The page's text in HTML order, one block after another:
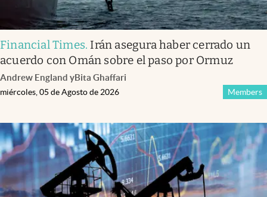
Eventos Corporativos
El Cronista Studio
Mediakit
abre en nueva pestaña
Argentina
Financial Times. Irán asegura haber cerrado un
acuerdo con Omán sobre el paso por Ormuz
Andrew England yBita Ghaffari
Members
miércoles, 05 de Agosto de 2026